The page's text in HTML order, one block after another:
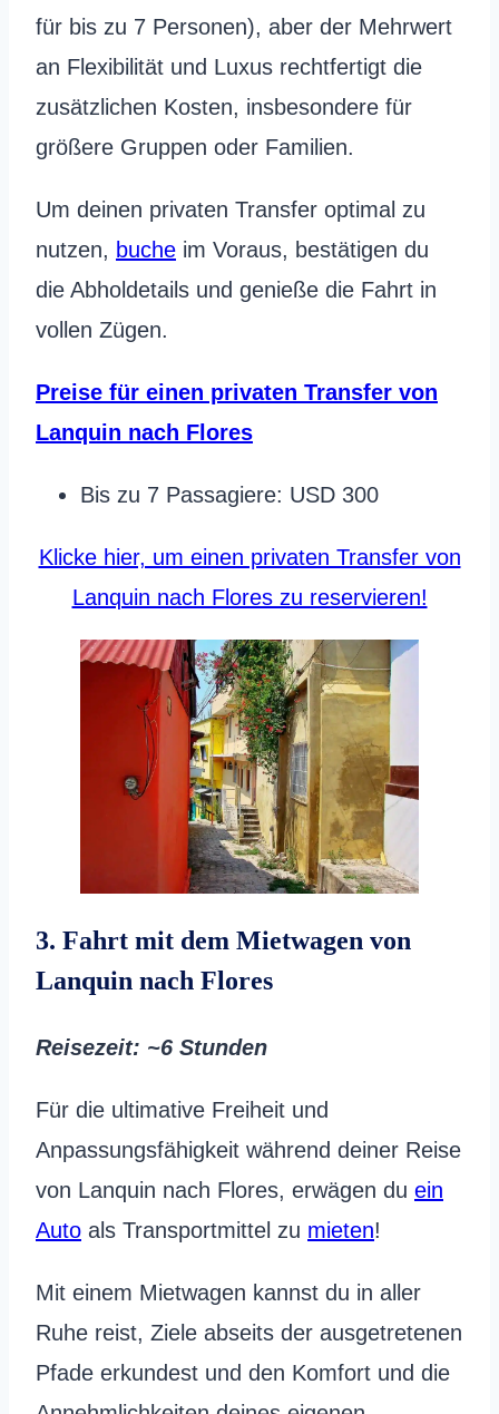
für bis zu 7 Personen), aber der Mehrwert
an Flexibilität und Luxus rechtfertigt die
zusätzlichen Kosten, insbesondere für
größere Gruppen oder Familien.
Um deinen privaten Transfer optimal zu
nutzen, buche im Voraus, bestätigen du
die Abholdetails und genieße die Fahrt in
vollen Zügen.
Preise für einen privaten Transfer von
Lanquin nach Flores
Bis zu 7 Passagiere: USD 300
Klicke hier, um einen privaten Transfer von
Lanquin nach Flores zu reservieren!
3. Fahrt mit dem Mietwagen von
Lanquin nach Flores
Reisezeit: ~6 Stunden
Für die ultimative Freiheit und
Anpassungsfähigkeit während deiner Reise
von Lanquin nach Flores, erwägen du ein
Auto als Transportmittel zu mieten!
Mit einem Mietwagen kannst du in aller
Ruhe reist, Ziele abseits der ausgetretenen
Pfade erkundest und den Komfort und die